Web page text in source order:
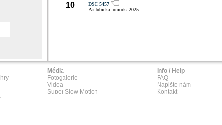
10
DSC 5457
Pardubicka juniorka 2025
Média
Fotogalerie
Videa
Super Slow Motion
Info / Help
FAQ
Napište nám
Kontakt